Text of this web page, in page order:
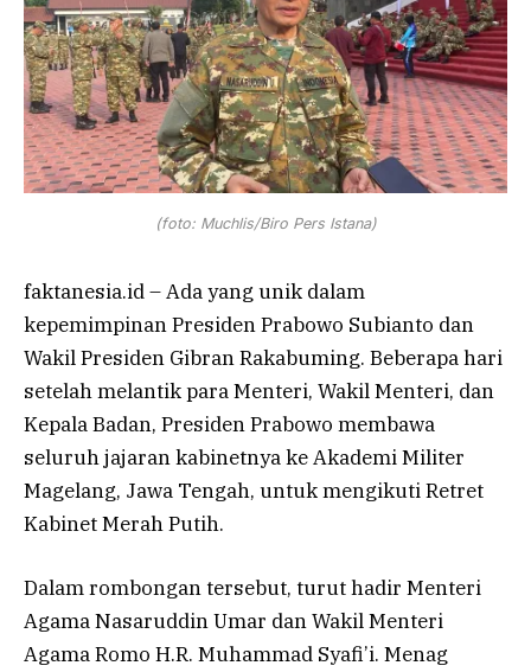
(foto: Muchlis/Biro Pers Istana)
faktanesia.id – Ada yang unik dalam
kepemimpinan Presiden Prabowo Subianto dan
Wakil Presiden Gibran Rakabuming. Beberapa hari
setelah melantik para Menteri, Wakil Menteri, dan
Kepala Badan, Presiden Prabowo membawa
seluruh jajaran kabinetnya ke Akademi Militer
Magelang, Jawa Tengah, untuk mengikuti Retret
Kabinet Merah Putih.
Dalam rombongan tersebut, turut hadir Menteri
Agama Nasaruddin Umar dan Wakil Menteri
Agama Romo H.R. Muhammad Syafi’i. Menag